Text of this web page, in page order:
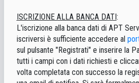
ISCRIZIONE ALLA BANCA DATI:
L'iscrizione alla banca dati di APT
iscriversi è sufficiente accedere al
sul pulsante "Registrati" e inserire la
tutti i campi con i dati richiesti e
volta completata con successo la